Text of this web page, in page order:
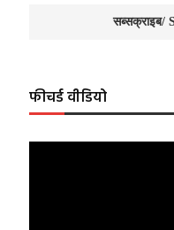
फीचर्ड वीडियो